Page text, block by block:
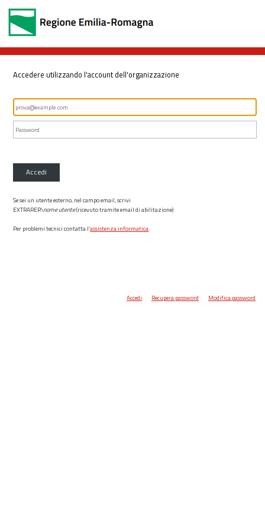
Accedere utilizzando l'account dell'organizzazione
Accedi
Se sei un utente esterno, nel campo email, scrivi
EXTRARER\nome utente(ricevuto tramite email di abilitazione)
Per problemi tecnici contatta l’assistenza informatica.
Accedi Recupera password Modifica password